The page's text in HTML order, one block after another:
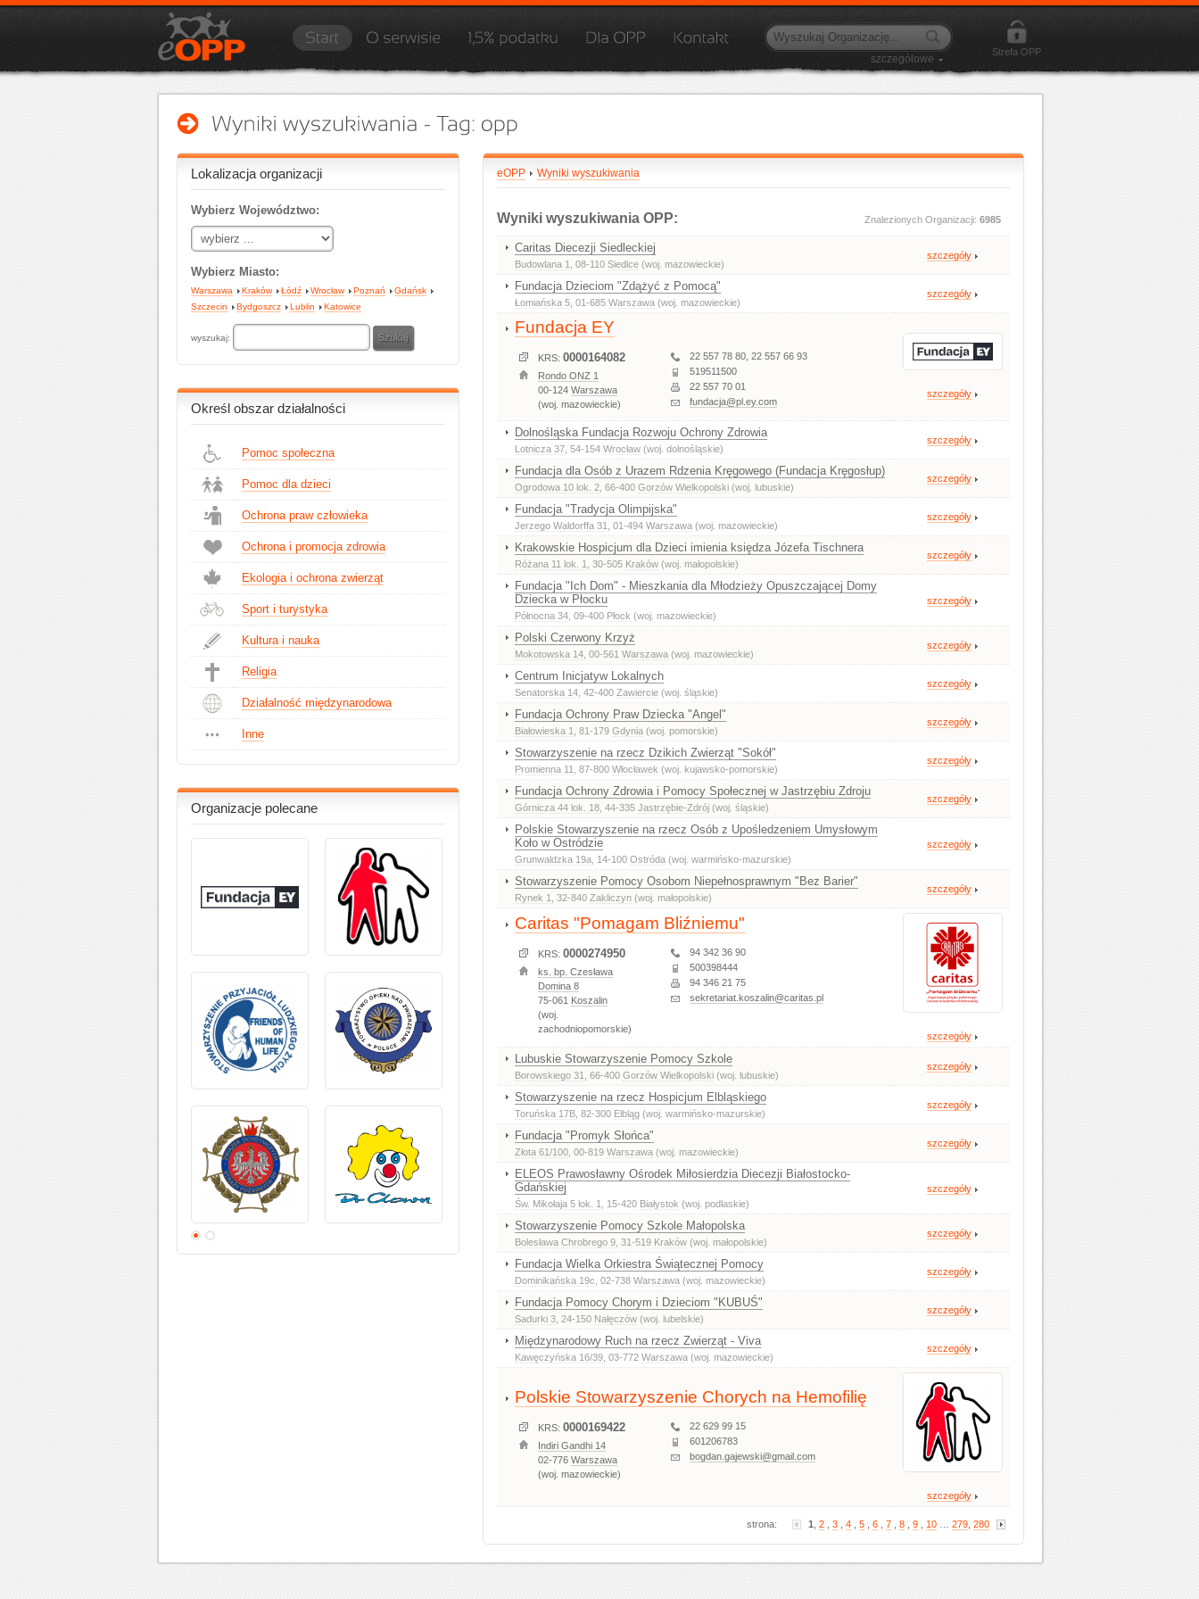
szczegółowe
Strefa OPP
Lokalizacja organizacji
Wybierz Województwo:
Wybierz Miasto:
Warszawa Kraków Łódź Wrocław Poznań
Gdańsk
Szczecin
Bydgoszcz Lublin Katowice
wyszukaj:
Określ obszar działalności
Pomoc społeczna
Pomoc dla dzieci
Ochrona praw człowieka
Ochrona i promocja zdrowia
Ekologia i ochrona zwierząt
Sport i turystyka
Kultura i nauka
Religia
Działalność międzynarodowa
Inne
Organizacje polecane
eOPP Wyniki wyszukiwania
Znalezionych Organizacji: 6985
Wyniki wyszukiwania OPP:
Caritas Diecezji Siedleckiej
Budowlana 1 , 08-110 Siedlce (woj. mazowieckie)
szczegóły
Fundacja Dzieciom "Zdążyć z Pomocą"
Łomiańska 5 , 01-685 Warszawa (woj. mazowieckie)
szczegóły
Fundacja EY
KRS: 0000164082
Rondo ONZ 1
00-124 Warszawa
(woj. mazowieckie)
22 557 78 80, 22 557 66 93
519511500
22 557 70 01
fundacja@pl.ey.com
szczegóły
Dolnośląska Fundacja Rozwoju Ochrony Zdrowia
Lotnicza 37 , 54-154 Wrocław (woj. dolnośląskie)
szczegóły
Fundacja dla Osób z Urazem Rdzenia Kręgowego (Fundacja Kręgosłup)
Ogrodowa 10 lok. 2 , 66-400 Gorzów Wielkopolski (woj. lubuskie)
szczegóły
Fundacja "Tradycja Olimpijska"
Jerzego Waldorffa 31 , 01-494 Warszawa (woj. mazowieckie)
szczegóły
Krakowskie Hospicjum dla Dzieci imienia księdza Józefa Tischnera
Różana 11 lok. 1 , 30-505 Kraków (woj. małopolskie)
szczegóły
Fundacja "Ich Dom" - Mieszkania dla Młodzieży Opuszczającej Domy
Dziecka w Płocku
Północna 34 , 09-400 Płock (woj. mazowieckie)
szczegóły
Polski Czerwony Krzyż
Mokotowska 14 , 00-561 Warszawa (woj. mazowieckie)
szczegóły
Centrum Inicjatyw Lokalnych
Senatorska 14 , 42-400 Zawiercie (woj. śląskie)
szczegóły
Fundacja Ochrony Praw Dziecka "Angel"
Białowieska 1 , 81-179 Gdynia (woj. pomorskie)
szczegóły
Stowarzyszenie na rzecz Dzikich Zwierząt "Sokół"
Promienna 11 , 87-800 Włocławek (woj. kujawsko-pomorskie)
szczegóły
Fundacja Ochrony Zdrowia i Pomocy Społecznej w Jastrzębiu Zdroju
Górnicza 44 lok. 18 , 44-335 Jastrzębie-Zdrój (woj. śląskie)
szczegóły
Polskie Stowarzyszenie na rzecz Osób z Upośledzeniem Umysłowym
Koło w Ostródzie
Grunwaldzka 19a , 14-100 Ostróda (woj. warmińsko-mazurskie)
szczegóły
Stowarzyszenie Pomocy Osobom Niepełnosprawnym "Bez Barier"
Rynek 1 , 32-840 Zakliczyn (woj. małopolskie)
szczegóły
Caritas "Pomagam Bliźniemu"
KRS: 0000274950
ks. bp. Czesława
Domina 8
75-061 Koszalin
(woj.
zachodniopomorskie)
94 342 36 90
500398444
94 346 21 75
sekretariat.koszalin@caritas.pl
szczegóły
Lubuskie Stowarzyszenie Pomocy Szkole
Borowskiego 31 , 66-400 Gorzów Wielkopolski (woj. lubuskie)
szczegóły
Stowarzyszenie na rzecz Hospicjum Elbląskiego
Toruńska 17B , 82-300 Elbląg (woj. warmińsko-mazurskie)
szczegóły
Fundacja "Promyk Słońca"
Złota 61/100 , 00-819 Warszawa (woj. mazowieckie)
szczegóły
ELEOS Prawosławny Ośrodek Miłosierdzia Diecezji Białostocko-
Gdańskiej
Św. Mikołaja 5 lok. 1 , 15-420 Białystok (woj. podlaskie)
szczegóły
Stowarzyszenie Pomocy Szkole Małopolska
Bolesława Chrobrego 9 , 31-519 Kraków (woj. małopolskie)
szczegóły
Fundacja Wielka Orkiestra Świątecznej Pomocy
Dominikańska 19c , 02-738 Warszawa (woj. mazowieckie)
szczegóły
Fundacja Pomocy Chorym i Dzieciom "KUBUŚ"
Sadurki 3 , 24-150 Nałęczów (woj. lubelskie)
szczegóły
Międzynarodowy Ruch na rzecz Zwierząt - Viva
Kawęczyńska 16/39 , 03-772 Warszawa (woj. mazowieckie)
szczegóły
Polskie Stowarzyszenie Chorych na Hemofilię
KRS: 0000169422
Indiri Gandhi 14
02-776 Warszawa
(woj. mazowieckie)
22 629 99 15
601206783
bogdan.gajewski@gmail.com
szczegóły
strona: 1 2 3 4 5 6 7 8 9 10 279 280